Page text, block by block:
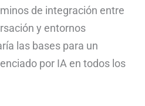
de integración entre
y entornos
las bases para un
por IA en todos los